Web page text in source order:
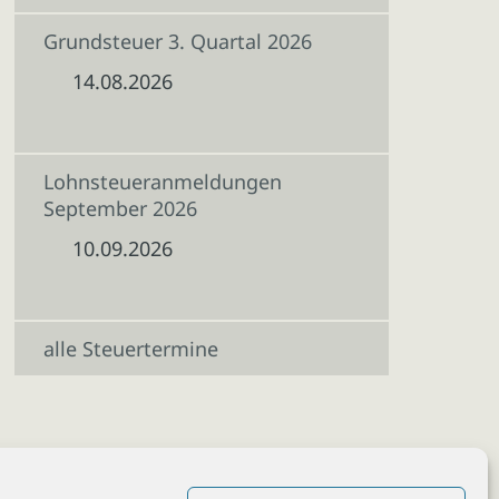
Grundsteuer 3. Quartal 2026
14.08.2026
Lohnsteueranmeldungen
September 2026
10.09.2026
alle Steuertermine